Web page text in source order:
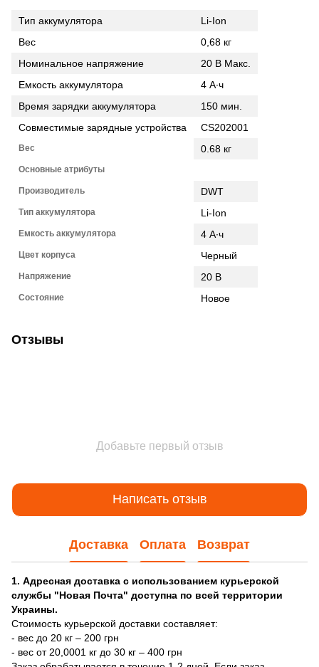
Тип аккумулятора
Li-Ion
Вес
0,68 кг
Номинальное напряжение
20 В Макс.
Емкость аккумулятора
4 А∙ч
Время зарядки аккумулятора
150 мин.
Совместимые зарядные устройства
CS202001
Вес 0.68 кг
Основные атрибуты
Производитель DWT
Тип аккумулятора Li-Ion
Емкость аккумулятора 4 А∙ч
Цвет корпуса Черный
Напряжение 20 В
Состояние Новое
Отзывы
Добавьте первый отзыв
Написать отзыв
Доставка Оплата Возврат
1. Адресная доставка с использованием курьерской
службы "Новая Почта" доступна по всей территории
Украины.
Стоимость курьерской доставки составляет:
- вес до 20 кг – 200 грн
- вес от 20,0001 кг до 30 кг – 400 грн